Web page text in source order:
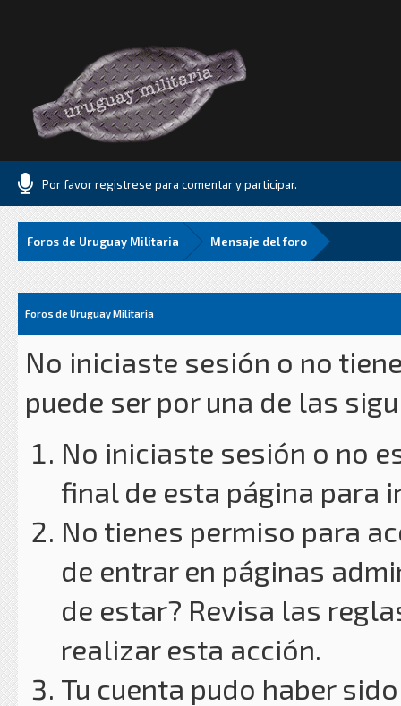
Por favor registrese para comentar y participar.
Foros de Uruguay Militaria Mensaje del foro
Foros de Uruguay Militaria
No iniciaste sesión o no
puede ser por una de las
No iniciaste sesión o no
final de esta página para
No tienes permiso para
de entrar en páginas
de estar? Revisa las
realizar esta acción.
Tu cuenta pudo haber